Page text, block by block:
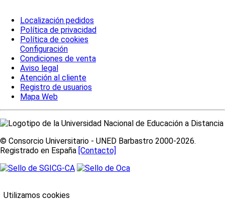
Localización pedidos
Política de privacidad
Política de cookies
Configuración
Condiciones de venta
Aviso legal
Atención al cliente
Registro de usuarios
Mapa Web
© Consorcio Universitario - UNED Barbastro 2000-2026.
Registrado en España [Contacto]
Utilizamos cookies